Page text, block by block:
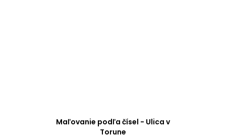
Maľovanie podľa čísel - Ulica v
Torune